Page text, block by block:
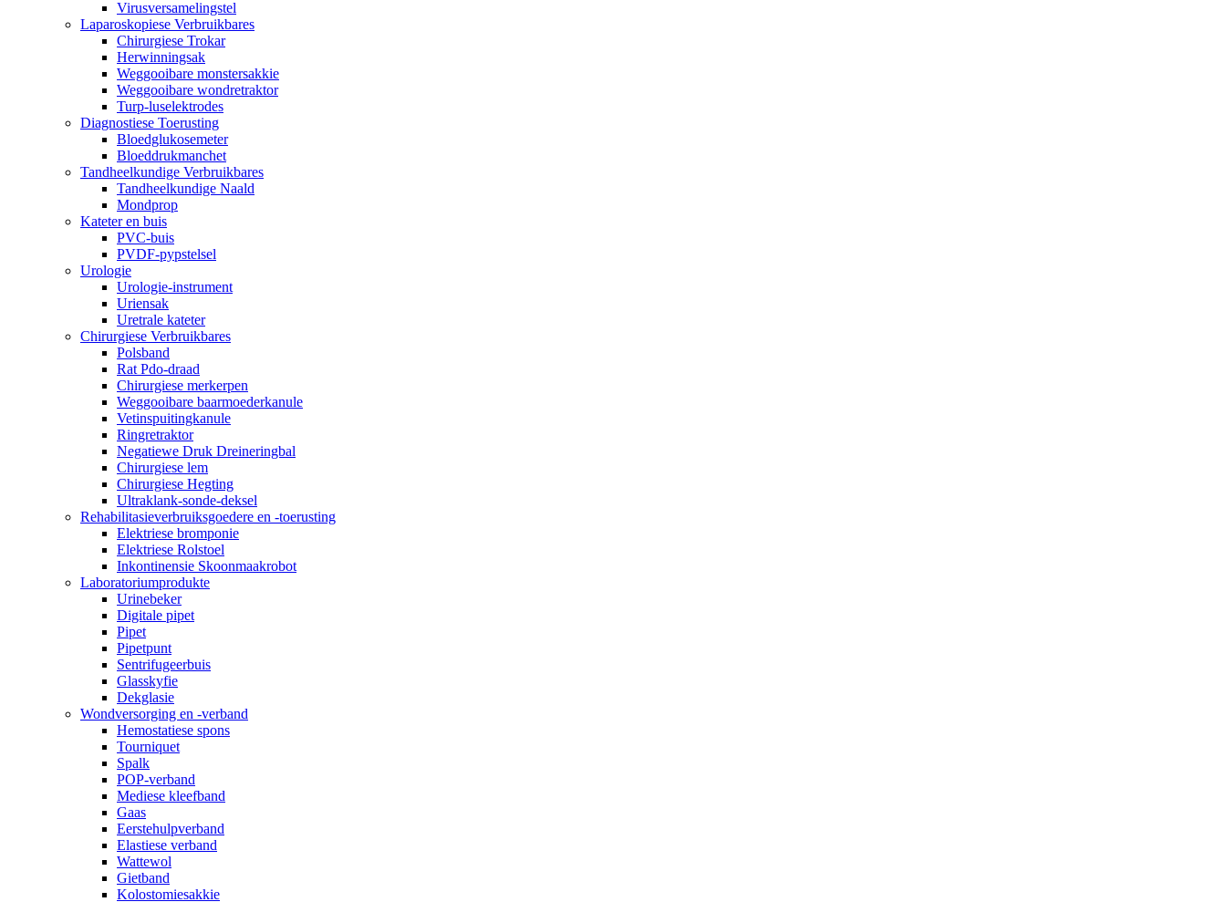
Virusversamelingstel
Laparoskopiese Verbruikbares
Chirurgiese Trokar
Herwinningsak
Weggooibare monstersakkie
Weggooibare wondretraktor
Turp-luselektrodes
Diagnostiese Toerusting
Bloedglukosemeter
Bloeddrukmanchet
Tandheelkundige Verbruikbares
Tandheelkundige Naald
Mondprop
Kateter en buis
PVC-buis
PVDF-pypstelsel
Urologie
Urologie-instrument
Uriensak
Uretrale kateter
Chirurgiese Verbruikbares
Polsband
Rat Pdo-draad
Chirurgiese merkerpen
Weggooibare baarmoederkanule
Vetinspuitingkanule
Ringretraktor
Negatiewe Druk Dreineringbal
Chirurgiese lem
Chirurgiese Hegting
Ultraklank-sonde-deksel
Rehabilitasieverbruiksgoedere en -toerusting
Elektriese bromponie
Elektriese Rolstoel
Inkontinensie Skoonmaakrobot
Laboratoriumprodukte
Urinebeker
Digitale pipet
Pipet
Pipetpunt
Sentrifugeerbuis
Glasskyfie
Dekglasie
Wondversorging en -verband
Hemostatiese spons
Tourniquet
Spalk
POP-verband
Mediese kleefband
Gaas
Eerstehulpverband
Elastiese verband
Wattewol
Gietband
Kolostomiesakkie